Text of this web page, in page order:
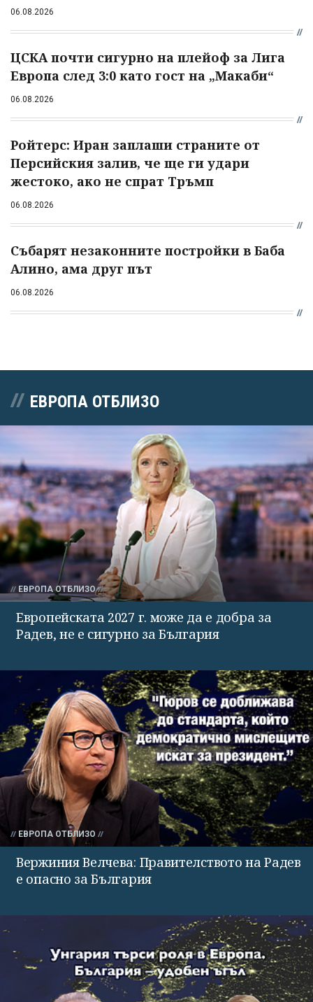
06.08.2026
ЦСКА почти сигурно на плейоф за Лига
Европа след 3:0 като гост на „Макаби“
06.08.2026
Ройтерс: Иран заплаши страните от
Персийския залив, че ще ги удари
жестоко, ако не спрат Тръмп
06.08.2026
Събарят незаконните постройки в Баба
Алино, ама друг път
06.08.2026
ЕВРОПА ОТБЛИЗО
ЕВРОПА ОТБЛИЗО
Европейската 2027 г. може да е добра за
Радев, не е сигурно за България
ЕВРОПА ОТБЛИЗО
Вержиния Велчева: Правителството на Радев
е опасно за България